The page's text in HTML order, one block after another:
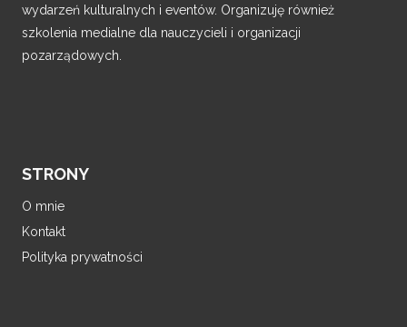
wydarzeń kulturalnych i eventów. Organizuję również
szkolenia medialne dla nauczycieli i organizacji
pozarządowych.
STRONY
O mnie
Kontakt
Polityka prywatności